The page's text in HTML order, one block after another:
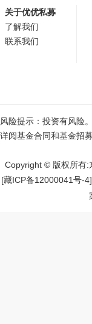
关于优优私募
了解我们
联系我们
风险提示：投资有风险
详阅基金合同和基金招
Copyright © 版权所有:
[藏ICP备12000041号-4]